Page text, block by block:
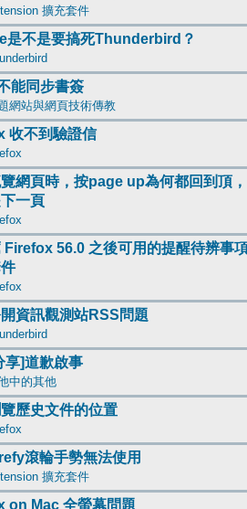
擴充套件
是不是要搞死Thunderbird？
能同步書簽
網站與網頁技術傳教
收不到驗證信
網頁時，按page up為何都回到頂，
一頁
Firefox 56.0 之後可用的提醒待辨事
資訊觀測站RSS問題
享]道歉啟事
中的其他
歷史文件的位置
滾輪手勢無法使用
擴充套件
on Mac 全螢幕問題